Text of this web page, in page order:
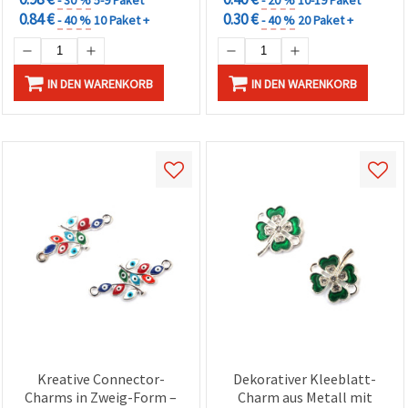
0.84 €- 40 %10 Paket +
IN DEN WARENKORB
0.30 €- 40 % 20 Paket +
IN DEN WARENKORB
Kreative Connector-
Charms in Zweig-Form –
Dekorativer Kleeblatt-
Charm aus Metall mit